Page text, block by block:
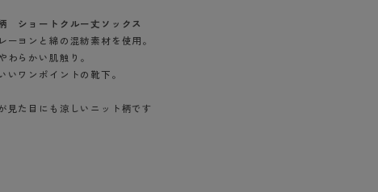
ショートクルー丈ソックス
ーヨンと綿の混紡素材を使用。
わらかい肌触り。
いワンポイントの靴下。
見た目にも涼しいニット柄です